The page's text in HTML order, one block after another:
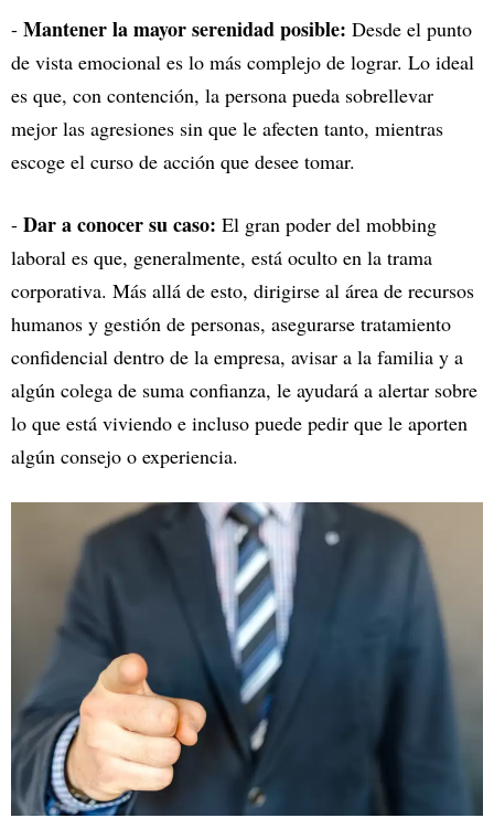
- Mantener la mayor serenidad posible: Desde el punto
de vista emocional es lo más complejo de lograr. Lo ideal
es que, con contención, la persona pueda sobrellevar
mejor las agresiones sin que le afecten tanto, mientras
escoge el curso de acción que desee tomar.
- Dar a conocer su caso: El gran poder del mobbing
laboral es que, generalmente, está oculto en la trama
corporativa. Más allá de esto, dirigirse al área de recursos
humanos y gestión de personas, asegurarse tratamiento
confidencial dentro de la empresa, avisar a la familia y a
algún colega de suma confianza, le ayudará a alertar sobre
lo que está viviendo e incluso puede pedir que le aporten
algún consejo o experiencia.